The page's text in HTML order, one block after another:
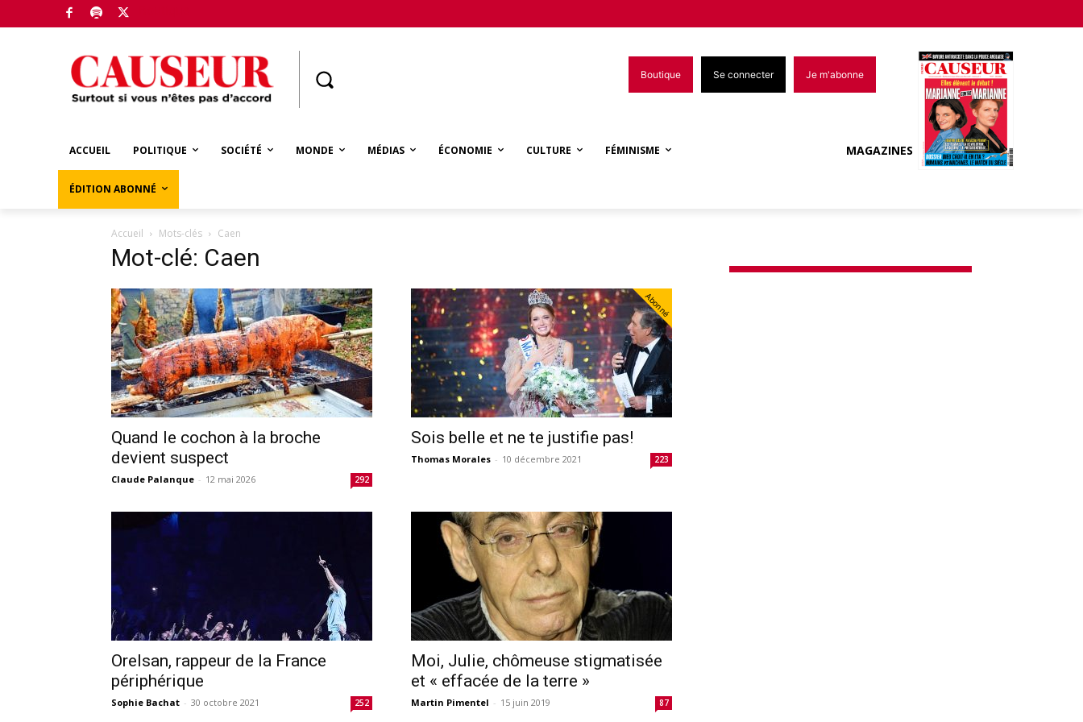
Boutique Se connecter Je m'abonne
ACCUEIL POLITIQUE SOCIÉTÉ MONDE MÉDIAS ÉCONOMIE CULTURE FÉMINISME
ÉDITION ABONNÉ
MAGAZINES
Accueil Mots-clés Caen
Mot-clé: Caen
Quand le cochon à la broche
devient suspect
Claude Palanque - 12 mai 2026 292
Abonné
Sois belle et ne te justifie pas!
Thomas Morales - 10 décembre 2021 223
Orelsan, rappeur de la France
périphérique
Sophie Bachat - 30 octobre 2021 252
Moi, Julie, chômeuse stigmatisée
et « effacée de la terre »
Martin Pimentel - 15 juin 2019 87